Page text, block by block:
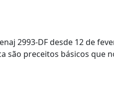
2993-DF desde 12 de
são preceitos básicos que